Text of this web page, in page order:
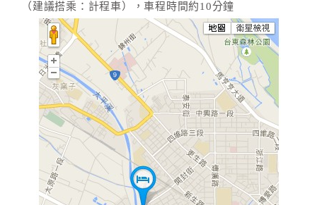
（建議搭乘：計程車），車程時間約10分鐘